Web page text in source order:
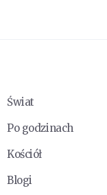
Świat
Po godzinach
Kościół
Blogi